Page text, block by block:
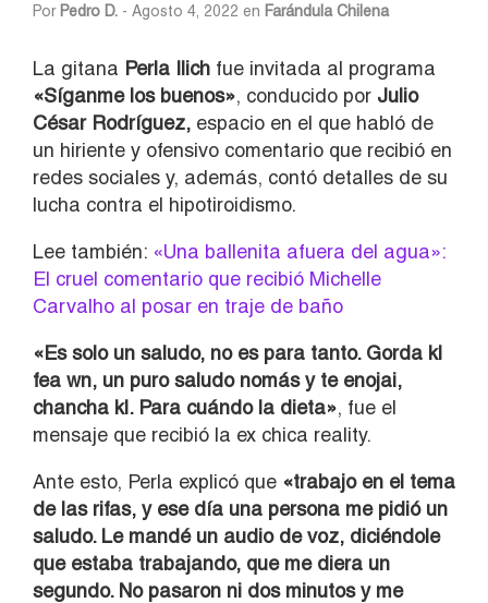
Por Pedro D. - Agosto 4, 2022 en Farándula Chilena
La gitana Perla Ilich fue invitada al programa
«Síganme los buenos», conducido por Julio
César Rodríguez, espacio en el que habló de
un hiriente y ofensivo comentario que recibió en
redes sociales y, además, contó detalles de su
lucha contra el hipotiroidismo.
Lee también: «Una ballenita afuera del agua»:
El cruel comentario que recibió Michelle
Carvalho al posar en traje de baño
«Es solo un saludo, no es para tanto. Gorda kl
fea wn, un puro saludo nomás y te enojai,
chancha kl. Para cuándo la dieta», fue el
mensaje que recibió la ex chica reality.
Ante esto, Perla explicó que «trabajo en el tema
de las rifas, y ese día una persona me pidió un
saludo. Le mandé un audio de voz, diciéndole
que estaba trabajando, que me diera un
segundo. No pasaron ni dos minutos y me